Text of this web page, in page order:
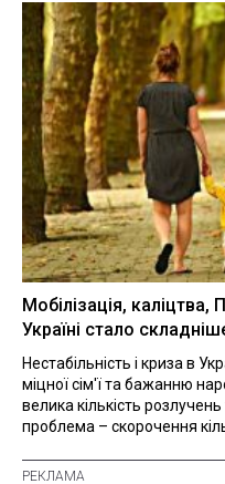
Мобілізація,
Україні стало
Нестабільність і криза в
міцної сім'ї та бажанню
велика кількість
проблема – скорочення